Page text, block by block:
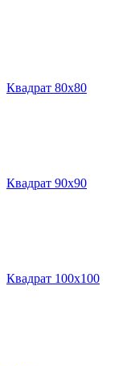
Квадрат 80х80
Квадрат 90х90
Квадрат 100х100